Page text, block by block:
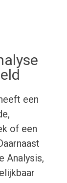
een
of een
Analysis,